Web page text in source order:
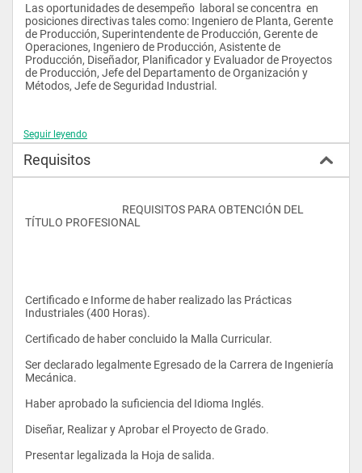
Las oportunidades de desempeño  laboral se concentra  en
posiciones directivas tales como: Ingeniero de Planta, Gerente
de Producción, Superintendente de Producción, Gerente de
Operaciones, Ingeniero de Producción, Asistente de
Producción, Diseñador, Planificador y Evaluador de Proyectos
de Producción, Jefe del Departamento de Organización y
Métodos, Jefe de Seguridad Industrial.
En el Área de Administración se puede desempeñar  en los
Administrativo, Gerente Financiero, Jefe de Relaciones
Industriales, Jefe de Personal, Administrador, Asistente de
Perfil profesional
El Ingeniero Mecánico graduado en la ESPE es un profesional
capaz de administrar Sistemas de Transformación Mecánica
y/o Energética a fin de solucionar problemas relacionados con
su Diseño, Construcción, Montaje, Operación y Mantenimiento
y Control y Mejoramiento, a través de la Investigación y la
Tecnología.
Seguir leyendo
Requisitos
TÍTULO PROFESIONAL
Certificado e Informe de haber realizado las Prácticas
Industriales (400 Horas).
Certificado de haber concluido la Malla Curricular.
Ser declarado legalmente Egresado de la Carrera de Ingeniería
Mecánica.
Haber aprobado la suficiencia del Idioma Inglés.
Diseñar, Realizar y Aprobar el Proyecto de Grado.
Presentar legalizada la Hoja de salida.